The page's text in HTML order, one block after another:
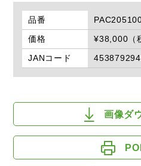
品番
価格
¥38,000（
JANコード
画像ダ